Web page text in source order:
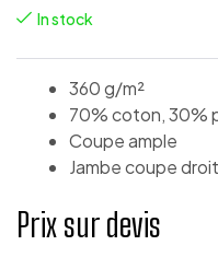
In stock
360 g/m²
70% coton, 30%
Coupe ample
Jambe coupe
Prix sur devis